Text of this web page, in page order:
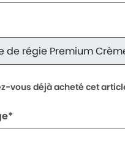
vous déjà acheté cet